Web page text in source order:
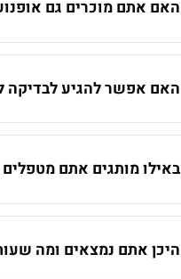
האם אתם מוכרים גם
האם אפשר להגיע לבדיקה
באילו מותגים אתם
היכן אתם נמצאים ומה